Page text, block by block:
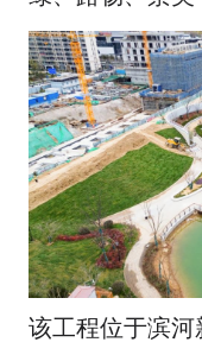
该工程位于滨